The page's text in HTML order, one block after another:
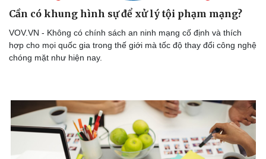
Cần có khung hình sự để xử lý tội phạm mạng?
VOV.VN - Không có chính sách an ninh mạng cố định và thích
hợp cho mọi quốc gia trong thế giới mà tốc độ thay đổi công nghệ
chóng mặt như hiện nay.